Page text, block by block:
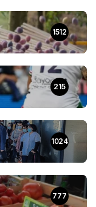
1512
215
1024
777